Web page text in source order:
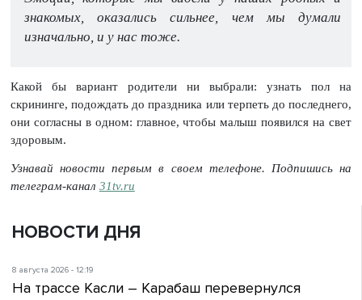
знакомых, оказались сильнее, чем мы думали
изначально, и у нас тоже.
Какой бы вариант родители ни выбрали: узнать пол на
скрининге, подождать до праздника или терпеть до последнего,
они согласны в одном: главное, чтобы малыш появился на свет
здоровым.
Узнавай новости первым в своем телефоне. Подпишись на
телеграм-канал 31tv.ru
НОВОСТИ ДНЯ
8 августа 2026 - 12:19
На трассе Касли – Карабаш перевернулся